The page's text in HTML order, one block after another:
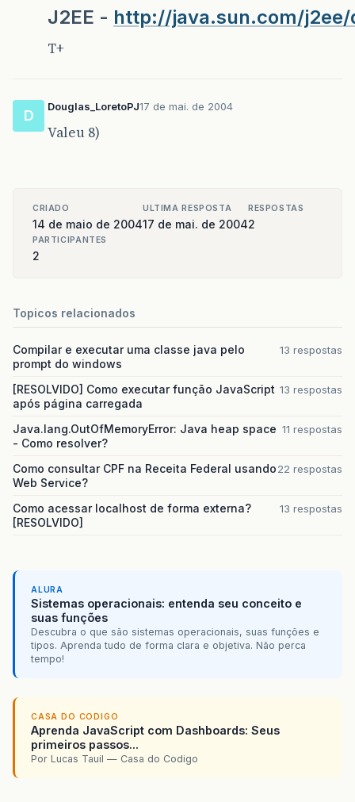
J2EE - http://java.sun.com/
T+
D
Douglas_LoretoPJ17 de mai. de 2004
Valeu 8)
CRIADO
14 de maio de 2004
ULTIMA RESPOSTA
17 de mai. de 2004
RESPOSTAS
2
PARTICIPANTES
2
Topicos relacionados
Compilar e executar uma classe java pelo
prompt do windows
13 respostas
[RESOLVIDO] Como executar função JavaScript
após página carregada
13 respostas
Java.lang.OutOfMemoryError: Java heap space
- Como resolver?
11 respostas
Como consultar CPF na Receita Federal usando
Web Service?
22 respostas
Como acessar localhost de forma externa?
[RESOLVIDO]
13 respostas
ALURA
Sistemas operacionais: entenda seu conceito e
suas funções
Descubra o que são sistemas operacionais, suas funções e
tipos. Aprenda tudo de forma clara e objetiva. Não perca
tempo!
CASA DO CODIGO
Aprenda JavaScript com Dashboards: Seus
primeiros passos...
Por Lucas Tauil — Casa do Codigo